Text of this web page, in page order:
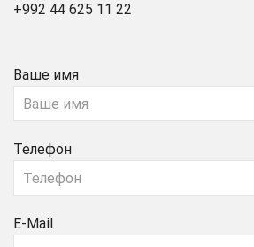
+992 44 625 11 22
Ваше имя
Телефон
E-Mail